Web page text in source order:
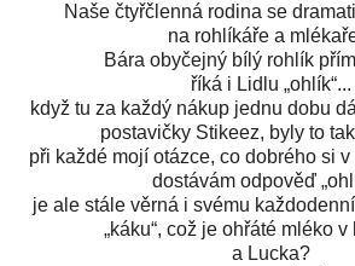
Naše čtyřčlenná rodina se
na rohlíkáře a
Bára obyčejný bílý rohlík
říká i Lidlu „ohlík“...
když tu za každý nákup jednu dobu
postavičky Stikeez, byly to
při každé mojí otázce, co dobrého si
dostávám odpověď
je ale stále věrná i svému
„káku“, což je ohřáté mléko v
a Lucka?